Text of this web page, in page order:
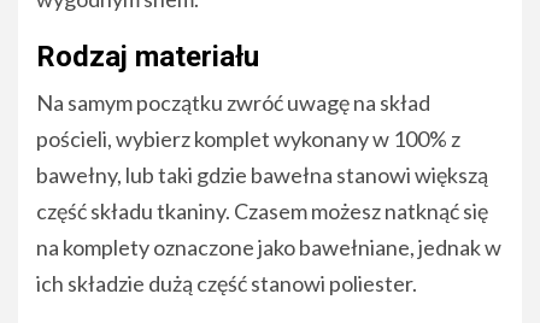
Rodzaj materiału
Na samym początku zwróć uwagę na skład
pościeli, wybierz komplet wykonany w 100% z
bawełny, lub taki gdzie bawełna stanowi większą
część składu tkaniny. Czasem możesz natknąć się
na komplety oznaczone jako bawełniane, jednak w
ich składzie dużą część stanowi poliester.